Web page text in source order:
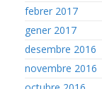
febrer 2017
gener 2017
desembre 2016
novembre 2016